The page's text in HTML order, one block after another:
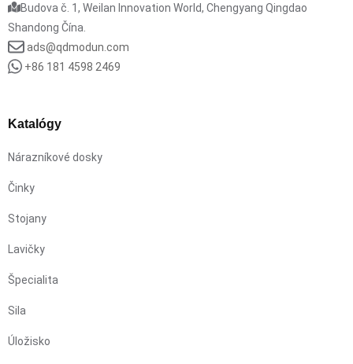
Budova č. 1, Weilan Innovation World, Chengyang Qingdao
Shandong Čína.
ads@qdmodun.com
+86 181 4598 2469
Katalógy
Nárazníkové dosky
Činky
Stojany
Lavičky
Špecialita
Sila
Úložisko